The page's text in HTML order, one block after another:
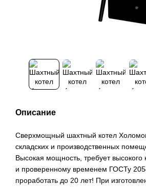
Описание
Сверхмощный шахтный котел
складских и производственных
Высокая мощность, требует высокого
и проверенному временем ГОСТу
проработать до 20 лет! При